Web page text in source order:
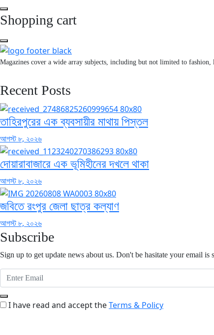
Shopping cart
Magazines cover a wide array subjects, including but not limited to
Recent Posts
তাহিরপুরের এক ব্যবসায়ীর মাথায় পিস্তল
আগস্ট ৮, ২০২৬
দোয়ারাবাজারে এক ভূমিহীনের দখলে থাকা
আগস্ট ৮, ২০২৬
জবিতে রংপুর জেলা ছাত্র কল্যাণ
আগস্ট ৮, ২০২৬
Subscribe
Sign up to get update news about us. Don't be hasitate your email is
I have read and accept theTerms & Policy